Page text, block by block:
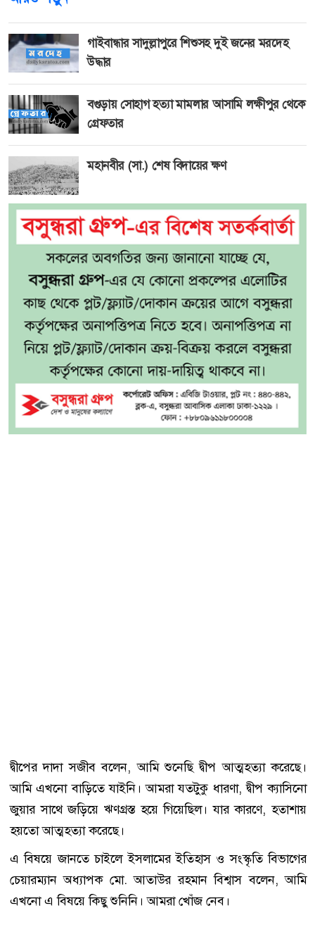
গাইবান্ধার সাদুল্লাপুরে শিশুসহ দুই জনের মরদেহ
উদ্ধার
বগুড়ায় সোহাগ হত্যা মামলার আসামি লক্ষীপুর থেকে
গ্রেফতার
মহানবীর (সা.) শেষ বিদায়ের ক্ষণ
দ্বীপের দাদা সজীব বলেন, আমি শুনেছি দ্বীপ আত্মহত্যা করেছে।
আমি এখনো বাড়িতে যাইনি। আমরা যতটুকু ধারণা, দ্বীপ ক্যাসিনো
জুয়ার সাথে জড়িয়ে ঋণগ্রস্ত হয়ে গিয়েছিল। যার কারণে, হতাশায়
হয়তো আত্মহত্যা করেছে।
এ বিষয়ে জানতে চাইলে ইসলামের ইতিহাস ও সংস্কৃতি বিভাগের
চেয়ারম্যান অধ্যাপক মো. আতাউর রহমান বিশ্বাস বলেন, আমি
এখনো এ বিষয়ে কিছু শুনিনি। আমরা খোঁজ নেব।